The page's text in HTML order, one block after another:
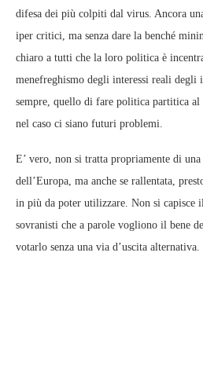
difesa dei più colpiti dal virus. Ancora
iper critici, ma senza dare la benché
chiaro a tutti che la loro politica è
menefreghismo degli interessi reali
sempre, quello di fare politica partitica
nel caso ci siano futuri problemi.
E’ vero, non si tratta propriamente di una
dell’Europa, ma anche se rallentata,
in più da poter utilizzare. Non si
sovranisti che a parole vogliono il bene
votarlo senza una via d’uscita alternativa.